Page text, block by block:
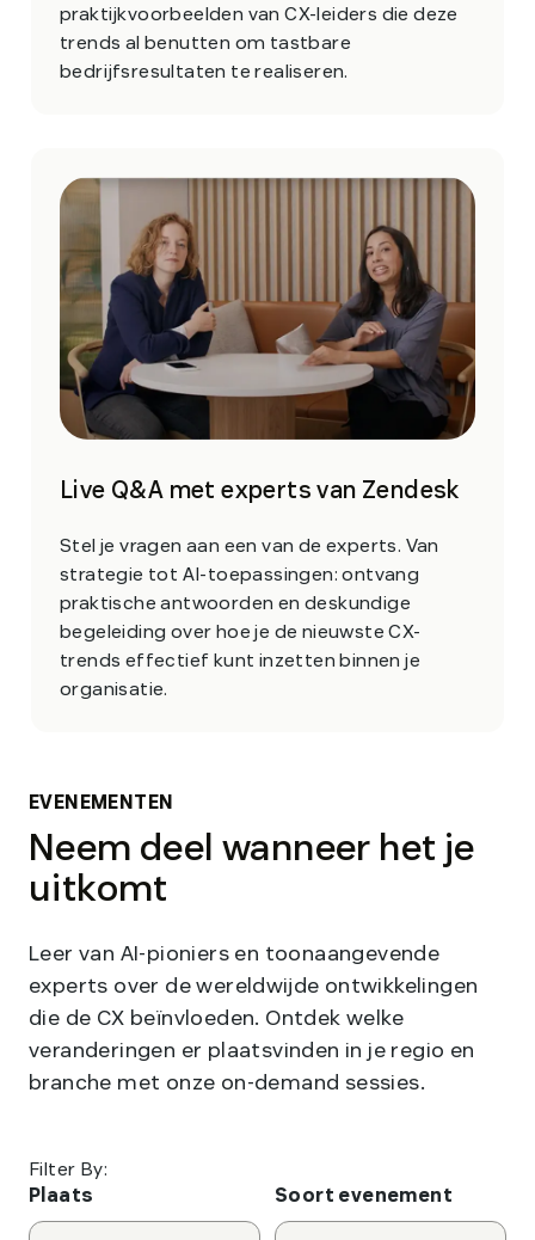
praktijkvoorbeelden van CX-leiders die deze
trends al benutten om tastbare
bedrijfsresultaten te realiseren.
Live Q&A met experts van Zendesk
Stel je vragen aan een van de experts. Van
strategie tot AI-toepassingen: ontvang
praktische antwoorden en deskundige
begeleiding over hoe je de nieuwste CX-
trends effectief kunt inzetten binnen je
organisatie.
EVENEMENTEN
Neem deel wanneer het je
uitkomt
Leer van AI-pioniers en toonaangevende
experts over de wereldwijde ontwikkelingen
die de CX beïnvloeden. Ontdek welke
veranderingen er plaatsvinden in je regio en
branche met onze on-demand sessies.
Filter By:
Plaats
Soort evenement